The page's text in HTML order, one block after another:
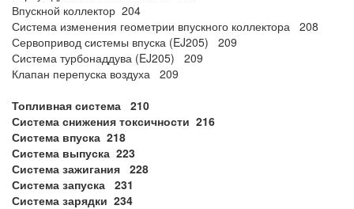
Впускной коллектор 204
Система изменения геометрии впускного коллектора 208
Сервопривод системы впуска (EJ205) 209
Система турбонаддува (EJ205) 209
Клапан перепуска воздуха 209
Топливная система 210
Система снижения токсичности 216
Система впуска 218
Система выпуска 223
Система зажигания 228
Система запуска 231
Система зарядки 234